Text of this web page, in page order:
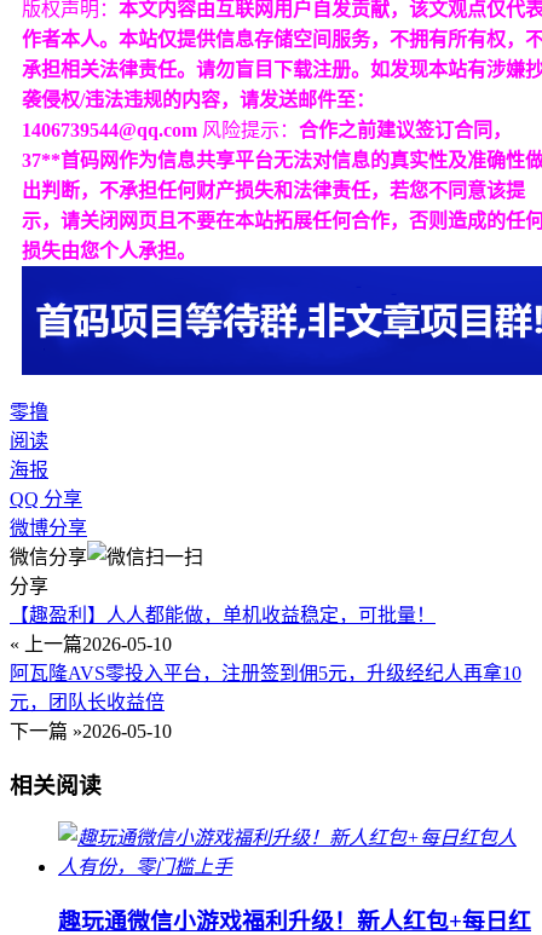
版权声明： 本文内容由互联网用户自发贡献，该文观点仅代
作者本人。本站仅提供信息存储空间服务，不拥有所有权，
承担相关法律责任。请勿盲目下载注册。如发现本站有涉嫌
袭侵权/违法违规的内容，请发送邮件至：
1406739544@qq.com 风险提示： 合作之前建议签订合同，
37**首码网作为信息共享平台无法对信息的真实性及准确性
出判断，不承担任何财产损失和法律责任，若您不同意该提
示，请关闭网页且不要在本站拓展任何合作，否则造成的任
损失由您个人承担。
零撸
阅读
海报
QQ 分享
微博分享
微信分享
分享
【趣盈利】人人都能做，单机收益稳定，可批量！
« 上一篇2026-05-10
阿瓦隆AVS零投入平台，注册签到佣5元，升级经纪人再拿10
元，团队长收益倍
下一篇 »2026-05-10
相关阅读
趣玩通微信小游戏福利升级！新人红包+每日红